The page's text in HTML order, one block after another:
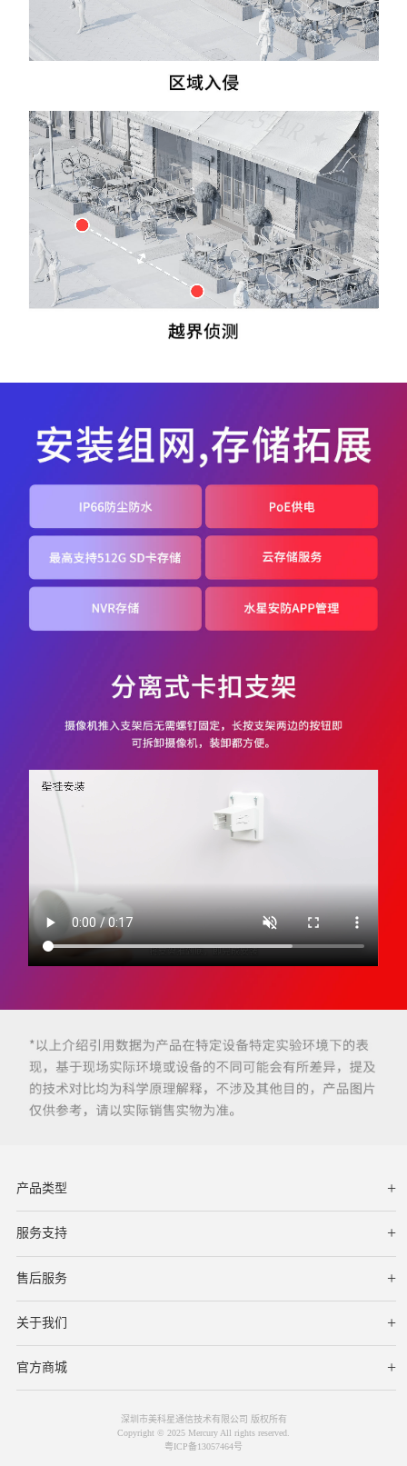
产品类型
服务支持
下载中心
文档与指南
视频教程
售后服务
服务网点
保修条款
关于我们
公司简介
联系我们
在线客服
官方商城
深圳市美科星通信技术有限公司 版权所有
Copyright © 2025 Mercury All rights reserved.
粤ICP备13057464号